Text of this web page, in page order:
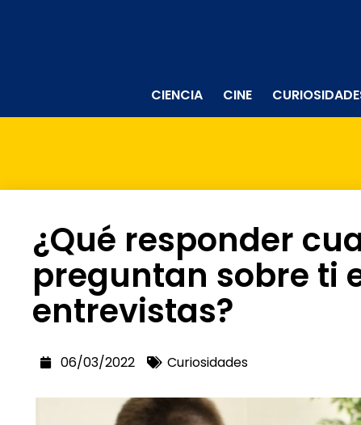
CIENCIA CINE
¿Qué responder
preguntan sobre ti
entrevistas?
06/03/2022 Curiosidades